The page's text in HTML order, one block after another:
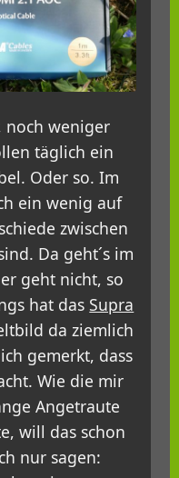
noch weniger
täglich ein
Oder so. Im
ein wenig auf
zwischen
Da geht´s im
geht nicht, so
hat das Supra
da ziemlich
gemerkt, dass
Wie die mir
Angetraute
will das schon
nur sagen: